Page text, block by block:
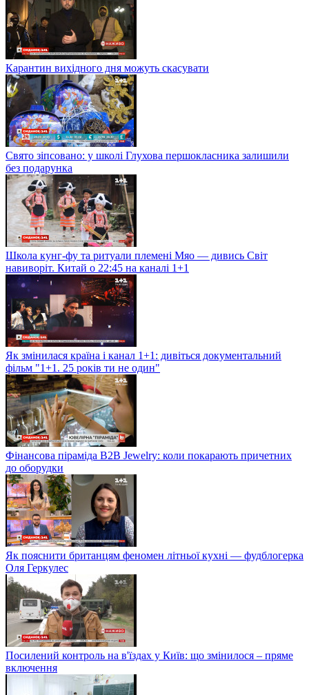
Карантин вихідного дня можуть скасувати
Свято зіпсовано: у школі Глухова першокласника залишили
без подарунка
Школа кунг-фу та ритуали племені Мяо — дивись Світ
навиворіт. Китай о 22:45 на каналі 1+1
Як змінилася країна і канал 1+1: дивіться документальний
фільм "1+1. 25 років ти не один"
Фінансова піраміда B2B Jewelry: коли покарають причетних
до оборудки
Як пояснити британцям феномен літньої кухні — фудблогерка
Оля Геркулес
Посилений контроль на в'їздах у Київ: що змінилося – пряме
включення